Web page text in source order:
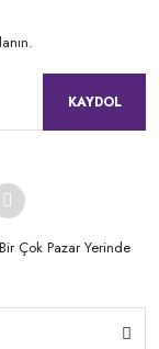
KAYDOL
Çok Pazar Yerinde